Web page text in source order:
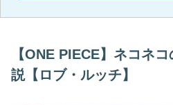
【ONE PIECE】ネコネ
説【ロブ・ルッチ】